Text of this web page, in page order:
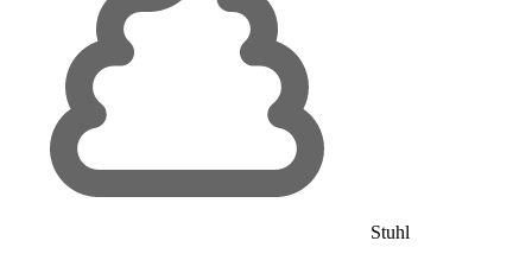
Stuhl